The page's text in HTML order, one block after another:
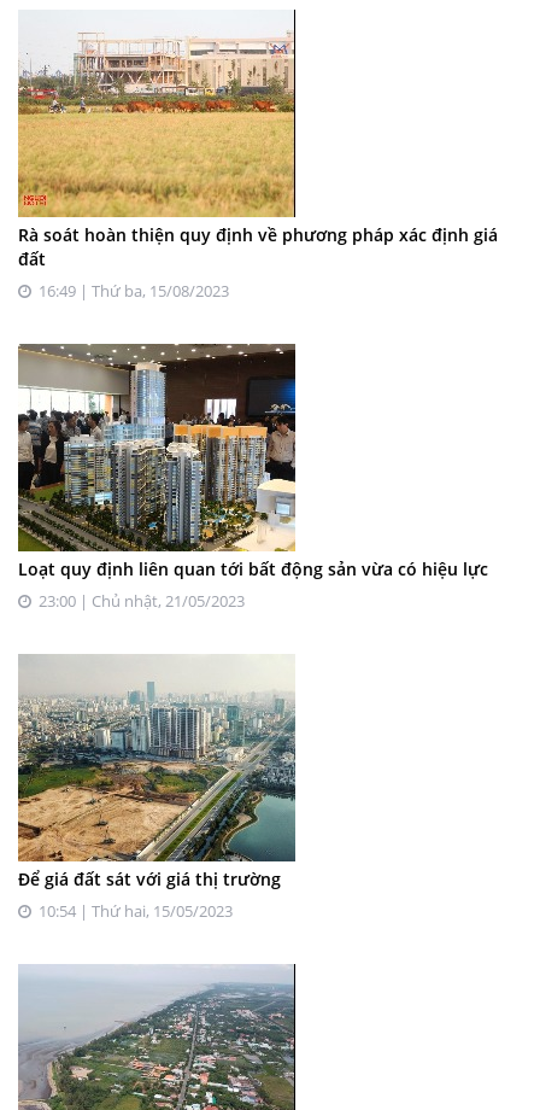
Rà soát hoàn thiện quy định về phương pháp xác định giá
đất
16:49 | Thứ ba, 15/08/2023
Loạt quy định liên quan tới bất động sản vừa có hiệu lực
23:00 | Chủ nhật, 21/05/2023
Để giá đất sát với giá thị trường
10:54 | Thứ hai, 15/05/2023